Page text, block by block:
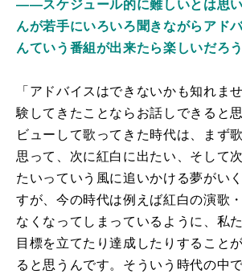
――スケジュール的に難しいとは思
んが若手にいろいろ聞きながらアド
んていう番組が出来たら楽しいだろ
「アドバイスはできないかも知れま
験してきたことならお話しできると
ビューして歌ってきた時代は、まず
思って、次に紅白に出たい、そして
たいっていう風に追いかける夢がい
すが、今の時代は例えば紅白の演歌
なくなってしまっているように、私
目標を立てたり達成したりすること
ると思うんです。そういう時代の中